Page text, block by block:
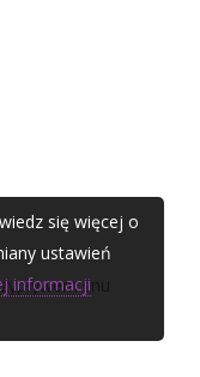
snu
się więcej o
ustawień
informacji